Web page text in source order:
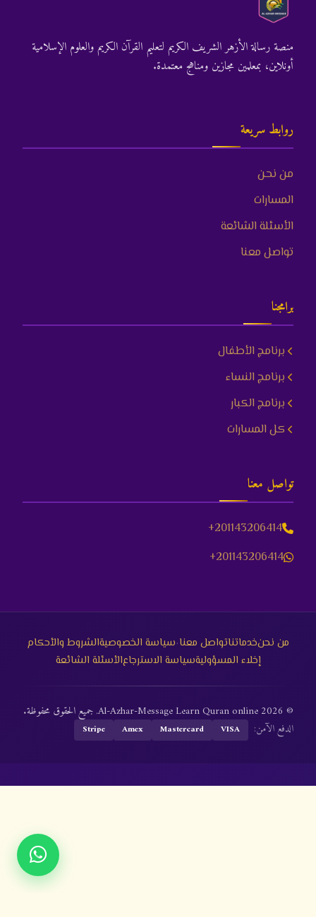
منصة رسالة الأزهر الشريف الكريم لتعليم القرآن الكريم والعلوم الإسلامية
أونلاين، بمعلمين مجازين ومناهج معتمدة.
روابط سريعة
من نحن
المسارات
الأسئلة الشائعة
تواصل معنا
برامجنا
برنامج الأطفال
برنامج النساء
برنامج الكبار
كل المسارات
تواصل معنا
+201143206414
+201143206414
من نحنخدماتناتواصل معنا·سياسة الخصوصيةالشروط والأحكام
إخلاء المسؤوليةسياسة الاسترجاعالأسئلة الشائعة
© 2026 Al-Azhar-Message Learn Quran online. جميع الحقوق محفوظة.
الدفع الآمن: VISA
Mastercard
Amex
Stripe